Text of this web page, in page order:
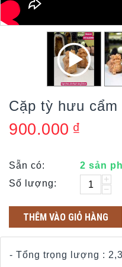
Cặp tỳ hưu
900.000 ₫
Sẵn có:
2 sản
Số lượng:
+
−
THÊM VÀO GIỎ HÀNG
- Tổng trọng lượng :